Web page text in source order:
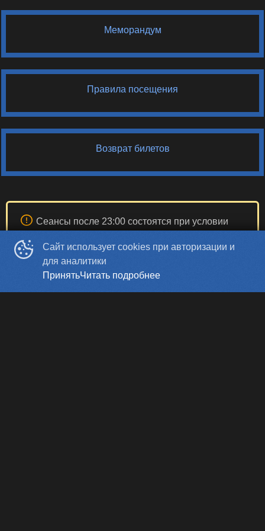
Меморандум
Правила посещения
Возврат билетов
Сеансы после 23:00 состоятся при условии
продажи 15 билетов.
Касса кинотеатра работает до 23:45
Сайт использует cookies при авторизации и
для аналитики
ПринятьЧитать подробнее